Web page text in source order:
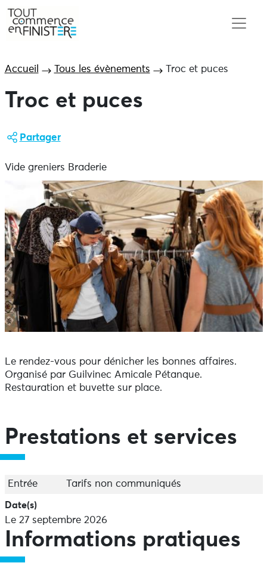
Accueil Tous les évènements Troc et puces
Troc et puces
Partager
Vide greniers Braderie
Le rendez-vous pour dénicher les bonnes affaires.
Organisé par Guilvinec Amicale Pétanque.
Restauration et buvette sur place.
Prestations et services
Entrée Tarifs non communiqués
Date(s)
Le 27 septembre 2026
Informations pratiques